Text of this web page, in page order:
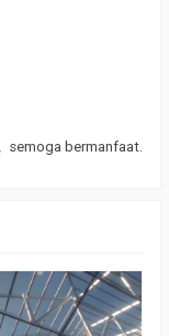
semoga bermanfaat.